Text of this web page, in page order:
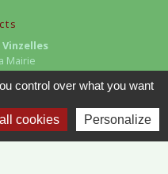
Vinzelles
Mairie
- FRANCE
61 19
control over what you want
cookies Personalize